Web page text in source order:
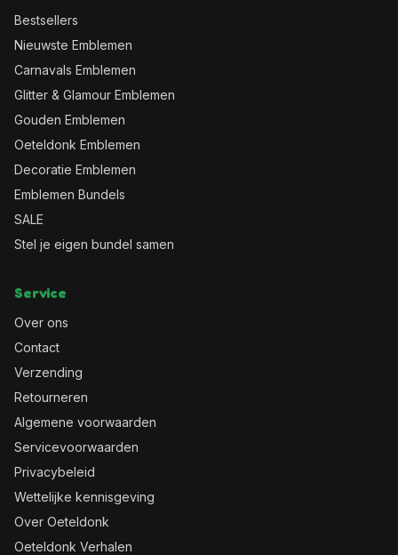
Bestsellers
Nieuwste Emblemen
Carnavals Emblemen
Glitter & Glamour Emblemen
Gouden Emblemen
Oeteldonk Emblemen
Decoratie Emblemen
Emblemen Bundels
SALE
Stel je eigen bundel samen
Service
Over ons
Contact
Verzending
Retourneren
Algemene voorwaarden
Servicevoorwaarden
Privacybeleid
Wettelijke kennisgeving
Over Oeteldonk
Oeteldonk Verhalen